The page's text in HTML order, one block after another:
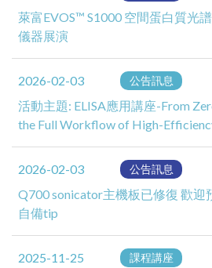
萊富EVOS™ S1000 空間蛋白質光
儀器展演
2026-02-03 公告訊息
活動主題: ELISA應用講座-From
the Full Workflow of High-
2026-02-03 公告訊息
Q700 sonicator主機板已修復 歡迎
自備tip
2025-11-25 課程講座